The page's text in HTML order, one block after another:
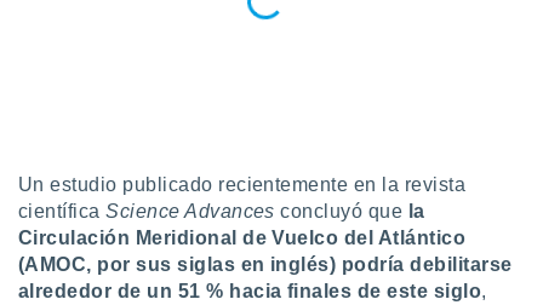
sitio
En
que
Un estudio publicado recientemente en la revista
científicaScience Advances concluyó que la
Circulación Meridional de Vuelco del Atlántico
(AMOC, por sus siglas en inglés) podría debilitarse
alrededor de un 51 % hacia finales de este siglo,